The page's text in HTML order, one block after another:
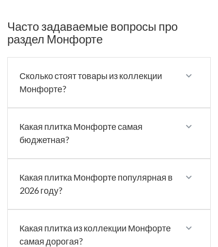
Часто задаваемые вопросы про
раздел Монфорте
Сколько стоят товары из коллекции
Монфорте?
Какая плитка Монфорте самая
бюджетная?
Какая плитка Монфорте популярная в
2026 году?
Какая плитка из коллекции Монфорте
самая дорогая?